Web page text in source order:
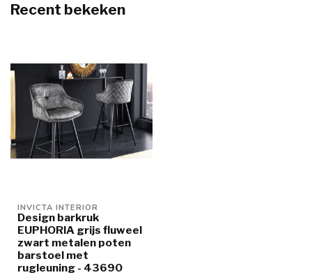
Recent bekeken
INVICTA INTERIOR
Design barkruk
EUPHORIA grijs fluweel
zwart metalen poten
barstoel met
rugleuning - 43690